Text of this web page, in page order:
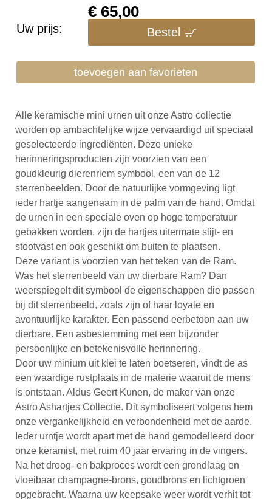
Uw prijs:
€ 65,00
Bestel
toevoegen aan favorieten
Alle keramische mini urnen uit onze Astro collectie
worden op ambachtelijke wijze vervaardigd uit speciaal
geselecteerde ingrediënten. Deze unieke
herinneringsproducten zijn voorzien van een
goudkleurig dierenriem symbool, een van de 12
sterrenbeelden. Door de natuurlijke vormgeving ligt
ieder hartje aangenaam in de palm van de hand. Omdat
de urnen in een speciale oven op hoge temperatuur
gebakken worden, zijn de hartjes uitermate slijt- en
stootvast en ook geschikt om buiten te plaatsen.
Deze variant is voorzien van het teken van de Ram.
Was het sterrenbeeld van uw dierbare Ram? Dan
weerspiegelt dit symbool de eigenschappen die passen
bij dit sterrenbeeld, zoals zijn of haar loyale en
avontuurlijke karakter. Een passend eerbetoon aan uw
dierbare. Een asbestemming met een bijzonder
persoonlijke en betekenisvolle herinnering.
Door uw miniurn uit klei te laten boetseren, vindt de as
een waardige rustplaats in de materie waaruit de mens
is ontstaan. Aldus Geert Kunen, de maker van onze
Astro Ashartjes Collectie. Dit symboliseert volgens hem
onze vergankelijkheid en verbondenheid met de aarde.
Ieder urntje wordt apart met de hand gemodelleerd door
onze keramist, met ruim 40 jaar ervaring in de vingers.
Na het droog- en bakproces wordt een grondlaag en
vloeibaar champagne-brons, goudbrons en lichtgroen
opgebracht. Waarna uw keepsake weer wordt verhit tot